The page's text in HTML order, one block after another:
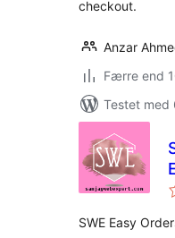
checkout.
Anzar
Færre end
Testet med
SWE Easy